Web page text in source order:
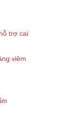
trợ cai
viêm